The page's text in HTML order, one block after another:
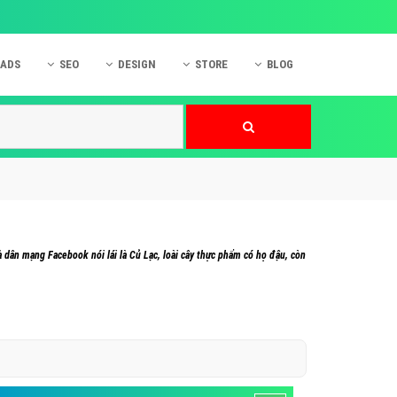
SEO DESIGN STORE BLOG
mạng Facebook nói lái là Củ Lạc, loài cây thực phẩm có họ đậu, còn